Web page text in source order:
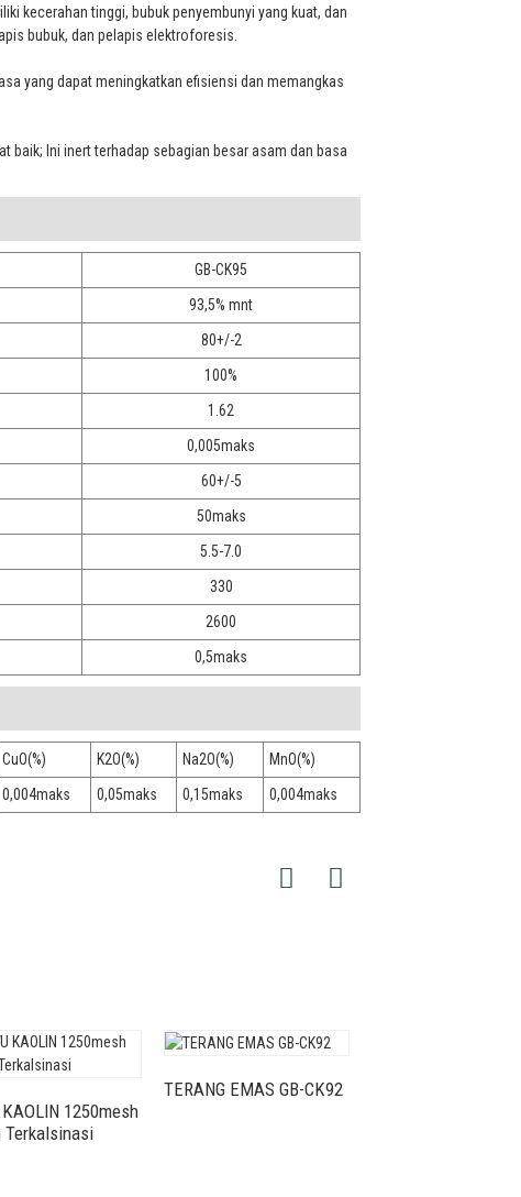
kecerahan tinggi, bubuk penyembunyi yang kuat, dan
bubuk, dan pelapis elektroforesis.
yang dapat meningkatkan efisiensi dan memangkas
baik; Ini inert terhadap sebagian besar asam dan basa
GB-CK95
93,5% mnt
80+/-2
100%
1.62
0,005maks
60+/-5
50maks
5.5-7.0
330
2600
0,5maks
CuO(%) K2O(%) Na2O(%)
MnO(%)
0,004maks 0,05maks 0,15maks 0,004maks
1250mesh
Terkalsinasi
TERANG EMAS GB-CK92